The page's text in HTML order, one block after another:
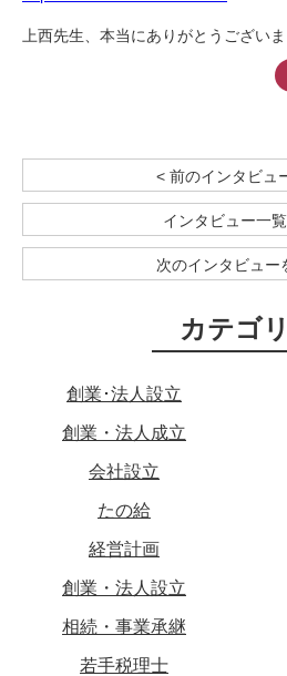
上西先生、本当にありがとうございま
< 前のインタビュ
インタビュー一
次のインタビュー
カテゴ
創業･法人設立
創業・法人成立
会社設立
たの給
経営計画
創業・法人設立
相続・事業承継
若手税理士